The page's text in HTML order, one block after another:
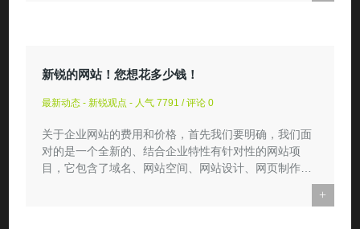
新锐的网站！您想花多少钱！
最新动态 - 新锐观点 - 人气 7791 / 评论 0
关于企业网站的费用和价格，首先我们要明确，我们面
对的是一个全新的、结合企业特性有针对性的网站项
目，它包含了域名、网站空间、网站设计、网页制作、
+